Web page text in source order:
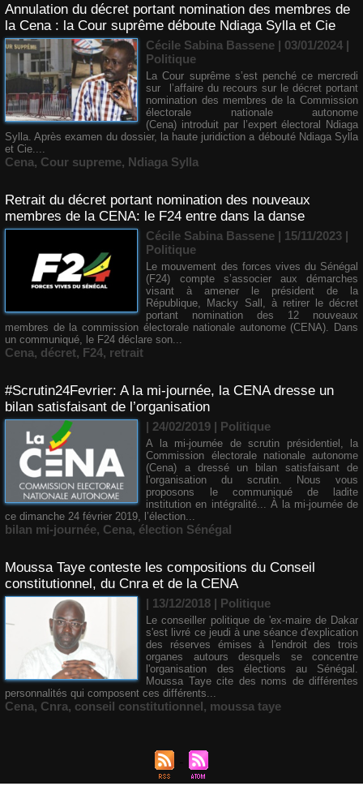
Annulation du décret portant nomination des membres de
la Cena : la Cour suprême déboute Ndiaga Sylla et Cie
Cécile Sabina Bassene | 03/01/2024 |
Politique
La Cour suprême s’est penché ce mercredi
sur l’affaire du recours sur le décret portant
nomination des membres de la Commission
électorale nationale autonome
(Cena) introduit par l’expert électoral Ndiaga
Sylla. Après examen du dossier, la haute juridiction a débouté Ndiaga Sylla
et Cie....
Cena, Cour supreme, Ndiaga Sylla
Retrait du décret portant nomination des nouveaux
membres de la CENA: le F24 entre dans la danse
Cécile Sabina Bassene | 15/11/2023 |
Politique
Le mouvement des forces vives du Sénégal
(F24) compte s’associer aux démarches
visant à amener le président de la
République, Macky Sall, à retirer le décret
portant nomination des 12 nouveaux
membres de la commission électorale nationale autonome (CENA). Dans
un communiqué, le F24 déclare son...
Cena, décret, F24, retrait
#Scrutin24Fevrier: A la mi-journée, la CENA dresse un
bilan satisfaisant de l’organisation
| 24/02/2019 | Politique
A la mi-journée de scrutin présidentiel, la
Commission électorale nationale autonome
(Cena) a dressé un bilan satisfaisant de
l'organisation du scrutin. Nous vous
proposons le communiqué de ladite
institution en intégralité... À la mi-journée de
ce dimanche 24 février 2019, l’élection...
bilan mi-journée, Cena, élection Sénégal
Moussa Taye conteste les compositions du Conseil
constitutionnel, du Cnra et de la CENA
| 13/12/2018 | Politique
Le conseiller politique de 'ex-maire de Dakar
s'est livré ce jeudi à une séance d'explication
des réserves émises à l'endroit des trois
organes autours desquels se concentre
l'organisation des élections au Sénégal.
Moussa Taye cite des noms de différentes
personnalités qui composent ces différents...
Cena, Cnra, conseil constitutionnel, moussa taye